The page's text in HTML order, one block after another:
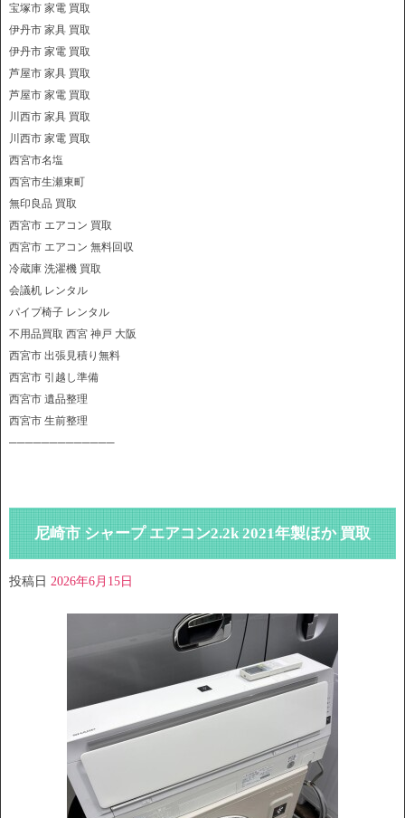
宝塚市 家電 買取
伊丹市 家具 買取
伊丹市 家電 買取
芦屋市 家具 買取
芦屋市 家電 買取
川西市 家具 買取
川西市 家電 買取
西宮市名塩
西宮市生瀬東町
無印良品 買取
西宮市 エアコン 買取
西宮市 エアコン 無料回収
冷蔵庫 洗濯機 買取
会議机 レンタル
パイプ椅子 レンタル
不用品買取 西宮 神戸 大阪
西宮市 出張見積り無料
西宮市 引越し準備
西宮市 遺品整理
西宮市 生前整理
─────────────
尼崎市 シャープ エアコン2.2k 2021年製ほか 買取
投稿日 2026年6月15日